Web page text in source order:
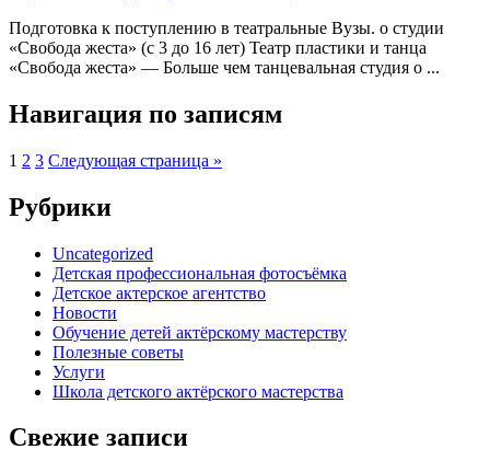
Подготовка к поступлению в театральные Вузы. о студии
«Свобода жеста» (с 3 до 16 лет) Театр пластики и танца
«Свобода жеста» — Больше чем танцевальная студия о ...
Навигация по записям
1 2 3 Следующая страница »
Рубрики
Uncategorized
Детская профессиональная фотосъёмка
Детское актерское агентство
Новости
Обучение детей актёрскому мастерству
Полезные советы
Услуги
Школа детского актёрского мастерства
Свежие записи